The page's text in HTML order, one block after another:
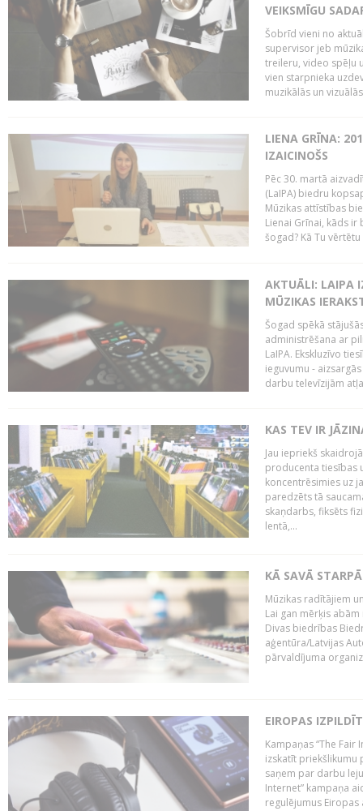
VEIKSMĪGU
Šobrīd vieni no
supervisor jeb
treileru, video spēļu
vien starpnieka
muzikālās un
LIENA GRĪNA:
IZAICINOŠS
Pēc 30. martā
(LaIPA) biedru
Mūzikas attīstības
Lienai Grīnai, kāds ir
šogad? Kā Tu
AKTUĀLI: LAIPA
MŪZIKAS
Šogad spēkā
administrēšana ar
LaIPA. Ekskluzīvo
ieguvumu -
darbu televīzijām
KAS TEV IR
Jau iepriekš
producenta tiesības
koncentrēsimies uz
paredzēts tā
skaņdarbs, fiksēts
lentā,...
KĀ SAVĀ
Mūzikas radītājiem
Lai gan mērķis
Divas biedrības
aģentūra/Latvijas
pārvaldījuma
EIROPAS
Kampaņas “The
izskatīt priekšlikumu
saņem par darbu
Internet” kampaņa
regulējumus